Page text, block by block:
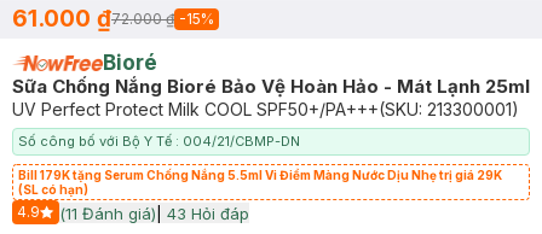
61.000 ₫72.000 ₫ -15%
Bioré
Sữa Chống Nắng Bioré Bảo Vệ Hoàn Hảo - Mát Lạnh 25ml
UV Perfect Protect Milk COOL SPF50+/PA+++(SKU: 213300001)
Số công bố với Bộ Y Tế : 004/21/CBMP-DN
Bill 179K tặng Serum Chống Nắng 5.5ml Vi Điểm Màng Nước Dịu Nhẹ trị giá 29K
(SL có hạn)
4.9
Start Icon
(11 Đánh giá) 43 Hỏi đáp